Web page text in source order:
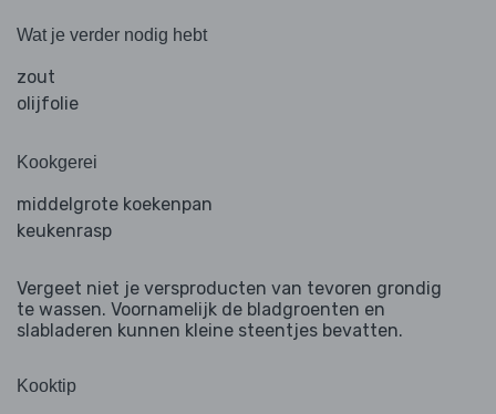
Wat je verder nodig hebt
zout
olijfolie
Kookgerei
middelgrote koekenpan
keukenrasp
Vergeet niet je versproducten van tevoren grondig
te wassen. Voornamelijk de bladgroenten en
slabladeren kunnen kleine steentjes bevatten.
Kooktip